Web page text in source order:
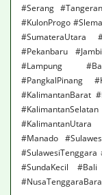
#Serang
#KulonProgo
#SumateraUtara
#Pekanbaru
#Lampung
#PangkalPinang
#KalimantanBarat
#Manado
#SundaKecil